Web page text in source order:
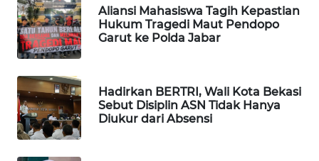
Aliansi Mahasiswa Tagih Kepastian
Hukum Tragedi Maut Pendopo
Garut ke Polda Jabar
Hadirkan BERTRI, Wali Kota Bekasi
Sebut Disiplin ASN Tidak Hanya
Diukur dari Absensi
SITUNGIR
NEWS
SIDIKALANG
NEWS
SIBARAGAS